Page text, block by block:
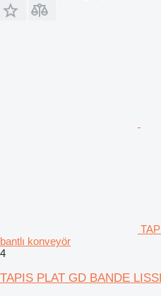
bantlı konveyör
4
TAPIS PLAT GD BANDE